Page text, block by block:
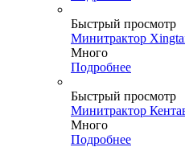
Быстрый просмотр
Минитрактор
Много
Подробнее
Быстрый просмотр
Минитрактор
Много
Подробнее